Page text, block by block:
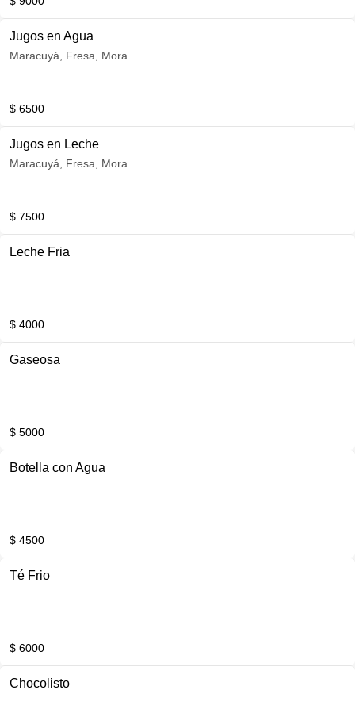
Jugos en Agua
Maracuyá, Fresa, Mora
$ 6500
Jugos en Leche
Maracuyá, Fresa, Mora
$ 7500
Leche Fria
$ 4000
Gaseosa
$ 5000
Botella con Agua
$ 4500
Té Frio
$ 6000
Chocolisto